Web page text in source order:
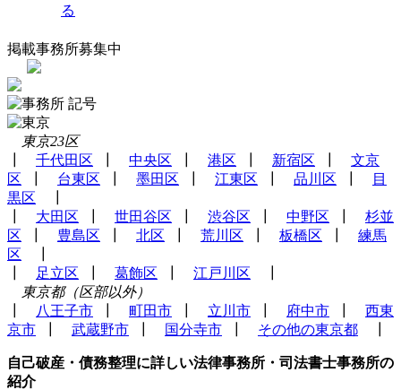
る
掲載事務所募集中
東京23区
千代田区 中央区 港区 新宿区
文京
区
台東区 墨田区 江東区 品川区
目
黒区
大田区 世田谷区 渋谷区 中野区
杉並
区
豊島区 北区 荒川区 板橋区
練馬
区
足立区 葛飾区 江戸川区
東京都（区部以外）
八王子市 町田市 立川市 府中市
西東
京市
武蔵野市 国分寺市 その他の東京都
自己破産・債務整理に詳しい法律事務所・司法書士事務所の
紹介